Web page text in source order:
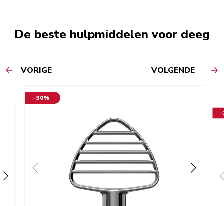
De beste hulpmiddelen voor deeg
VORIGE VOLGENDE
-30%
-